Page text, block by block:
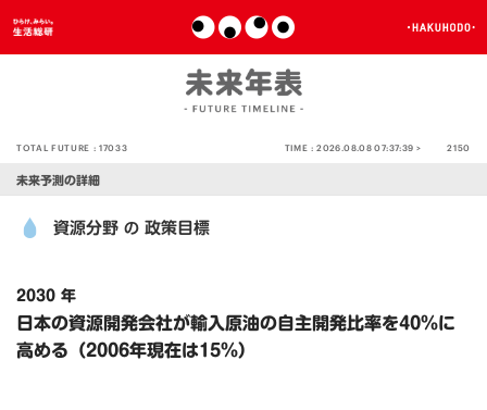
TOTAL FUTURE :17033 TIME :2026.08.08 07:37:39 > 2150
未来予測の詳細
資源分野 の 政策目標
2030 年
日本の資源開発会社が輸入原油の自主開発比率を40％に
高める（2006年現在は15％）